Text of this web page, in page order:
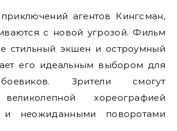
агентов Кингсман,
с новой угрозой. Фильм
стильный экшен и остроумный
его идеальным выбором для
Зрители смогут
хореографией
неожиданными поворотами